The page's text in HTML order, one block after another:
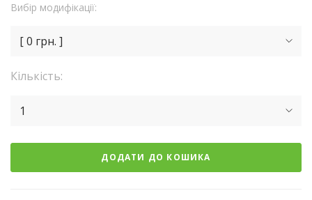
Вибір модифікації:
[ 0 грн. ]
Кількість:
1
ДОДАТИ ДО КОШИКА